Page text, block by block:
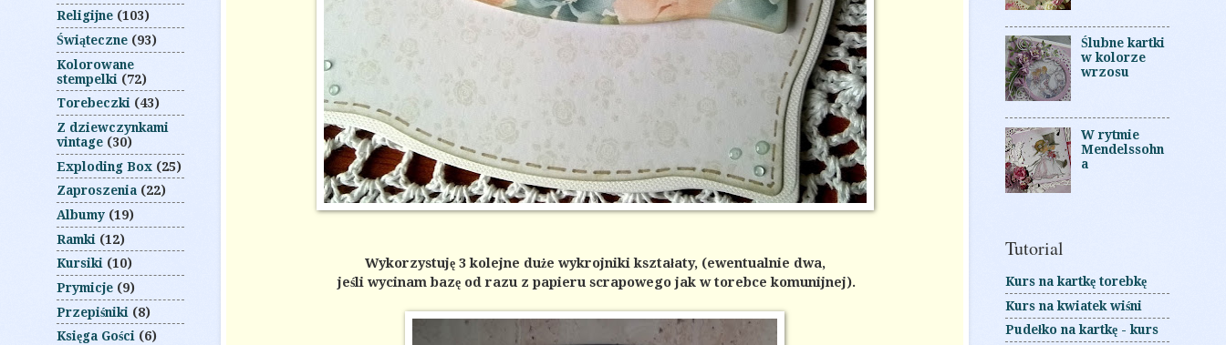
Wykorzystuję 3 kolejne duże wykrojniki kształaty, (ewentualnie dwa,
jeśli wycinam bazę od razu z papieru scrapowego jak w torebce komunijnej).
Religijne (103)
Świąteczne (93)
Kolorowane
stempelki (72)
Torebeczki (43)
Z dziewczynkami
vintage (30)
Exploding Box (25)
Zaproszenia (22)
Albumy (19)
Ramki (12)
Kursiki (10)
Prymicje (9)
Przepiśniki (8)
Księga Gości (6)
Ślubne kartki
w kolorze
wrzosu
W rytmie
Mendelssohn
a
Tutorial
Kurs na kartkę torebkę
Kurs na kwiatek wiśni
Pudełko na kartkę - kurs